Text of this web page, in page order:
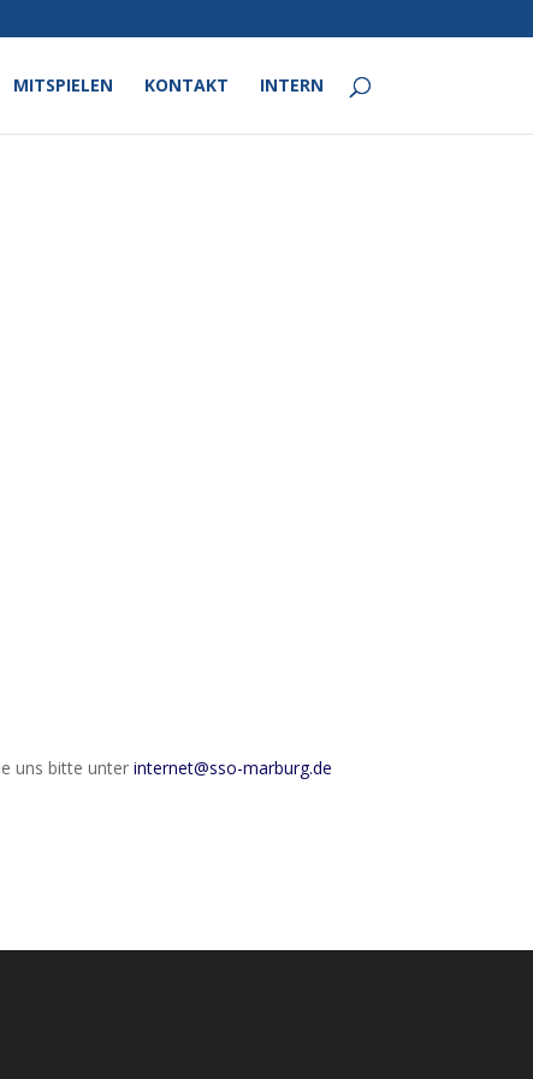
MITSPIELEN KONTAKT INTERN
uns bitte unterinternet@sso-marburg.de